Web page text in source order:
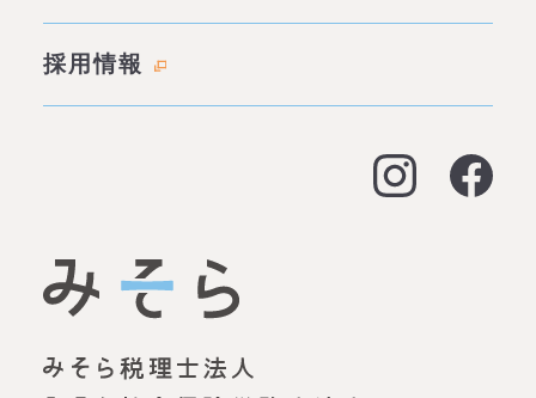
料金表
資金調達（事業融資）
資金調達（創業融資）
名古屋オフィス
採用情報